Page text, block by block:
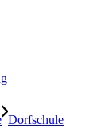
Dorfschule